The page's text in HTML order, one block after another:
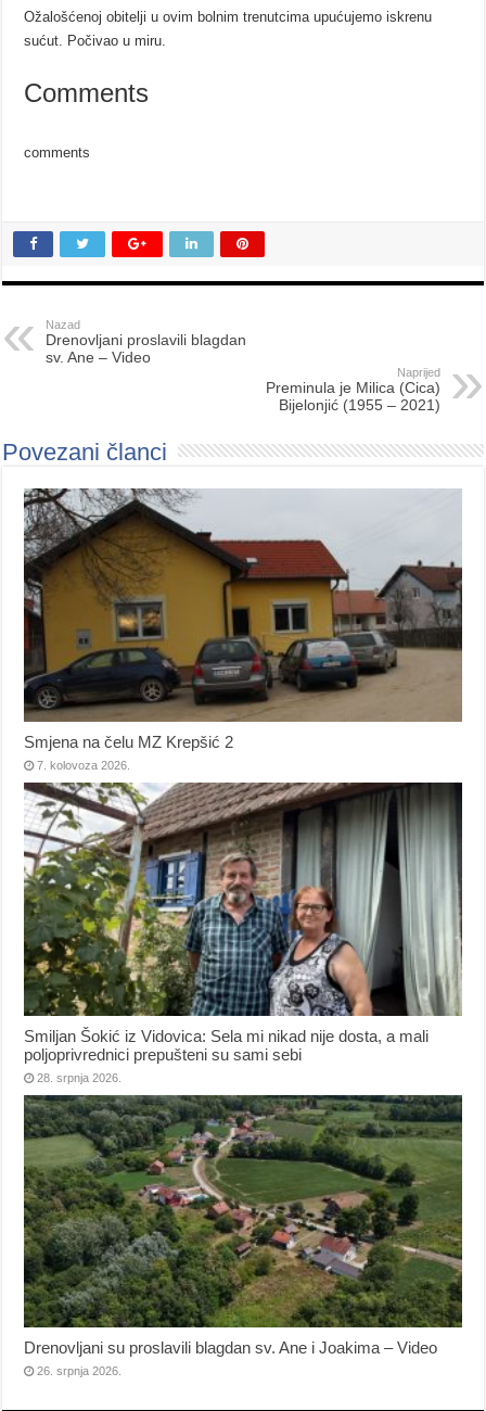
Ožalošćenoj obitelji u ovim bolnim trenutcima upućujemo iskrenu
sućut. Počivao u miru.
Comments
comments
Nazad
Drenovljani proslavili blagdan
sv. Ane – Video
Naprijed
Preminula je Milica (Cica)
Bijelonjić (1955 – 2021)
Povezani članci
Smjena na čelu MZ Krepšić 2
7. kolovoza 2026.
Smiljan Šokić iz Vidovica: Sela mi nikad nije dosta, a mali
poljoprivrednici prepušteni su sami sebi
28. srpnja 2026.
Drenovljani su proslavili blagdan sv. Ane i Joakima – Video
26. srpnja 2026.